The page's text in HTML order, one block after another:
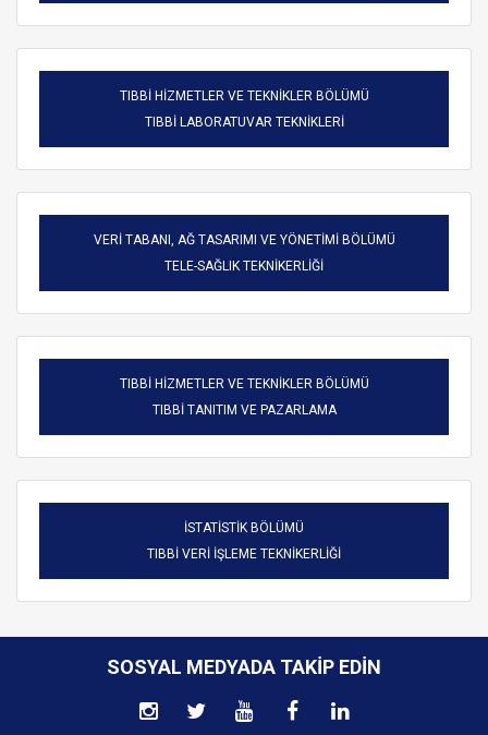
TIBBİ HİZMETLER VE TEKNİKLER BÖLÜMÜ
TIBBİ LABORATUVAR TEKNİKLERİ
VERİ TABANI, AĞ TASARIMI VE YÖNETİMİ BÖLÜMÜ
TELE-SAĞLIK TEKNİKERLİĞİ
TIBBİ HİZMETLER VE TEKNİKLER BÖLÜMÜ
TIBBİ TANITIM VE PAZARLAMA
İSTATİSTİK BÖLÜMÜ
TIBBİ VERİ İŞLEME TEKNİKERLİĞİ
SOSYAL MEDYADA TAKIP EDIN